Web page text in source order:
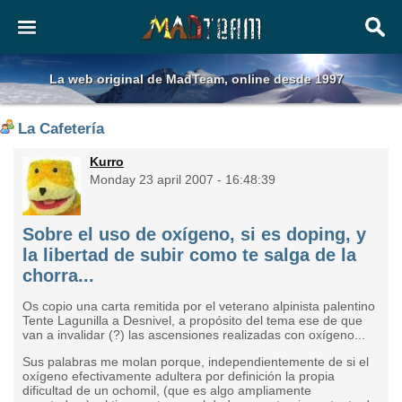
La web original de MadTeam, online desde 1997
La Cafetería
Kurro
Monday 23 april 2007 - 16:48:39
Sobre el uso de oxígeno, si es doping, y
la libertad de subir como te salga de la
chorra...
Os copio una carta remitida por el veterano alpinista palentino
Tente Lagunilla a Desnivel, a propósito del tema ese de que
van a invalidar (?) las ascensiones realizadas con oxígeno...
Sus palabras me molan porque, independientemente de si el
oxígeno efectivamente adultera por definición la propia
dificultad de un ochomil, (que es algo ampliamente